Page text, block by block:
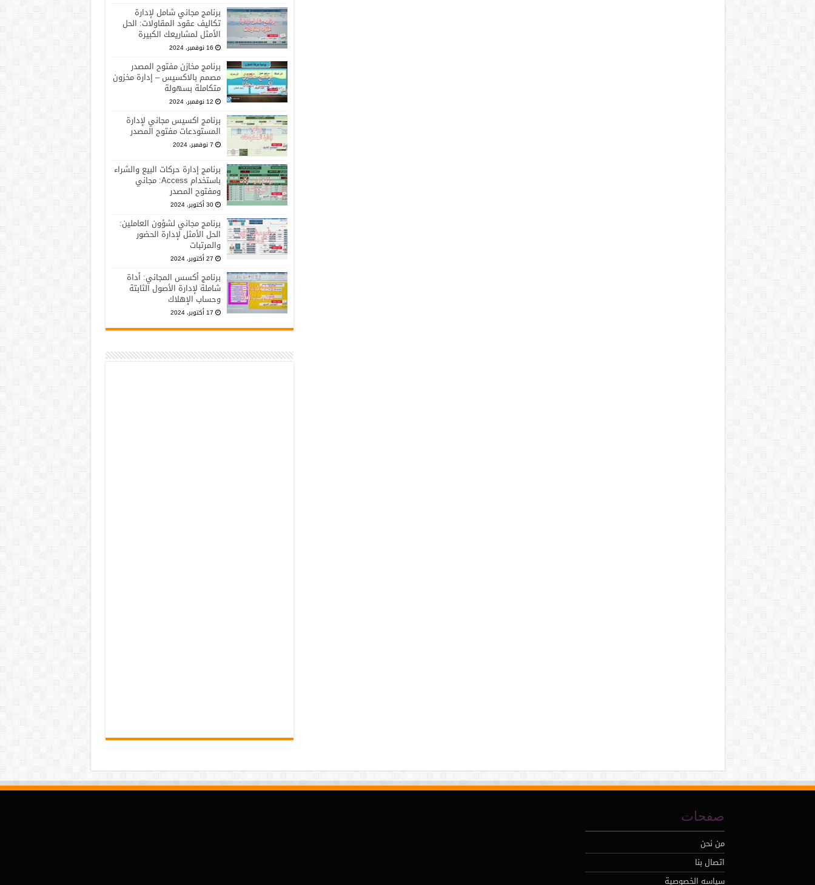
برنامج مجاني شامل لإدارة
تكاليف عقود المقاولات: الحل
الأمثل لمشاريعك الكبيرة
16 نوفمبر، 2024
برنامج مخازن مفتوح المصدر
مصمم بالاكسيس – إدارة مخزون
متكاملة بسهولة
12 نوفمبر، 2024
برنامج اكسيس مجاني لإدارة
المستودعات مفتوح المصدر
7 نوفمبر، 2024
برنامج إدارة حركات البيع والشراء
باستخدام Access: مجاني
ومفتوح المصدر
30 أكتوبر، 2024
برنامج مجاني لشؤون العاملين:
الحل الأمثل لإدارة الحضور
والمرتبات
27 أكتوبر، 2024
برنامج أكسس المجاني: أداة
شاملة لإدارة الأصول الثابتة
وحساب الإهلاك
17 أكتوبر، 2024
صفحات
من نحن
اتصال بنا
سياسه الخصوصية